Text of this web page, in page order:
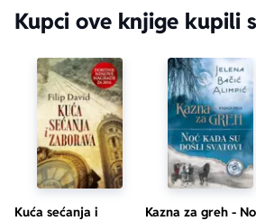
Kupci ove knjige kupili
Kuća sećanja i
Kazna za greh -